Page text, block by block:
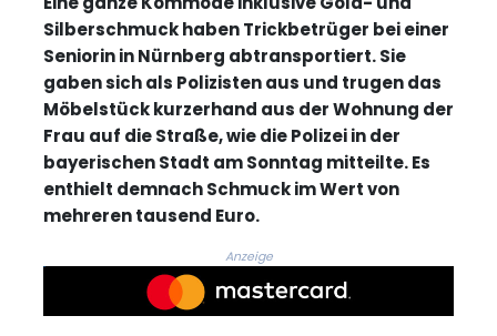
Silberschmuck haben Trickbetrüger bei einer
Seniorin in Nürnberg abtransportiert. Sie
gaben sich als Polizisten aus und trugen das
Möbelstück kurzerhand aus der Wohnung der
Frau auf die Straße, wie die Polizei in der
bayerischen Stadt am Sonntag mitteilte. Es
enthielt demnach Schmuck im Wert von
mehreren tausend Euro.
Anzeige